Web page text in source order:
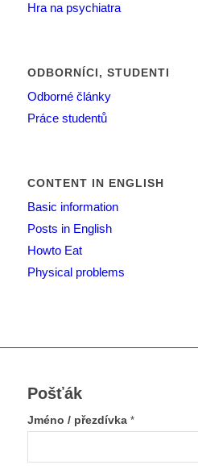
Hra na psychiatra
ODBORNÍCI, STUDENTI
Odborné články
Práce studentů
CONTENT IN ENGLISH
Basic information
Posts in English
Howto Eat
Physical problems
Pošťák
Jméno / přezdívka *